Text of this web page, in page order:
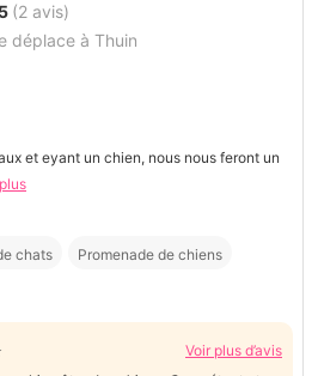
(2 avis)
déplace à Thuin
et eyant un chien, nous nous feront un
chats Promenade de chiens
Voir plus d’avis